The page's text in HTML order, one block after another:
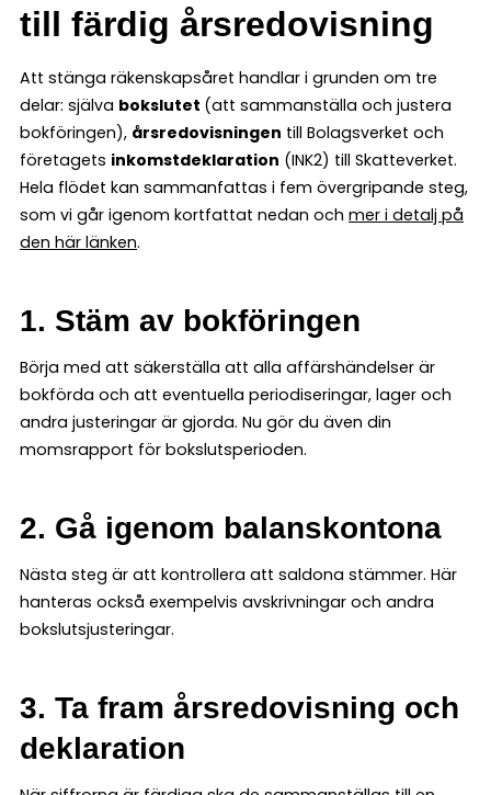
till färdig årsredovisning
Att stänga räkenskapsåret handlar i grunden om tre
delar: själva bokslutet (att sammanställa och justera
bokföringen), årsredovisningen till Bolagsverket och
företagets inkomstdeklaration (INK2) till Skatteverket.
Hela flödet kan sammanfattas i fem övergripande steg,
som vi går igenom kortfattat nedan och mer i detalj på
den här länken.
1. Stäm av bokföringen
Börja med att säkerställa att alla affärshändelser är
bokförda och att eventuella periodiseringar, lager och
andra justeringar är gjorda. Nu gör du även din
momsrapport för bokslutsperioden.
2. Gå igenom balanskontona
Nästa steg är att kontrollera att saldona stämmer. Här
hanteras också exempelvis avskrivningar och andra
bokslutsjusteringar.
3. Ta fram årsredovisning och
deklaration